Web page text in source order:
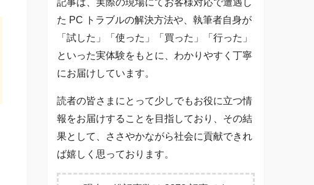
記事は、実際の現場にてお客様対応で遭遇し
た PC トラブルの解決方法や、執筆者自身が
「試した」「使った」「買った」「行った」
といった実体験をもとに、わかりやすく丁寧
にお届けしています。
読者の皆さまにとって少しでもお役に立つ情
報をお届けすることを目指しており、その結
果として、ささやかながら社会に貢献できれ
ば嬉しく思っております。